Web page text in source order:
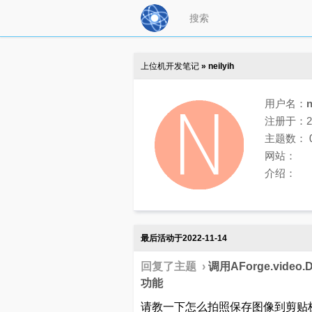
上位机开发笔记 » neilyih
用户名：
注册于：
主题数：
网站：
介绍：
最后活动于2022-11-14
回复了主题 › 调用
功能
请教一下怎么拍照保存图像到剪贴